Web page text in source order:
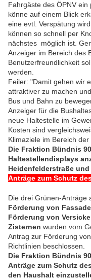
Fahrgäste des ÖPNV
könne auf einem Blick
eine evtl. Verspätung
können so schnell per
nächstes möglich ist.
Anzeiger im Bereich des
Benutzerfreundlichkeit
werden.
Feiler: "Damit gehen wir
attraktiver zu machen
Bus und Bahn zu
Anzeiger für die
neue Haltestelle im
Kosten sind
Klimaziele im Bereich
Die Fraktion Bündnis
Haltestellendisplays
Heidenfelderstraße
Anträge zum Schutz
Die drei Grünen-Anträge
Förderung von
Förderung von
Zisternen wurden vom
Antrag zur Förderung
Richtlinien beschlossen.
Die Fraktion Bündnis
Anträge zum Schutz
den Haushalt